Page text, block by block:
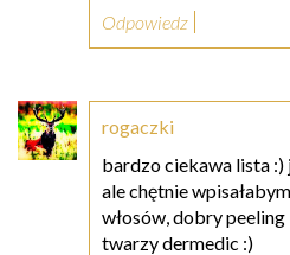
Odpowiedz
rogaczki
bardzo ciekawa lista
ale chętnie
włosów, dobry
twarzy dermedic :)